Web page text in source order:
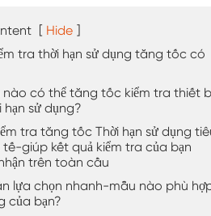
biệt
[ Hide ]
tra thời hạn sử dụng tăng tốc có
nào có thể tăng tốc kiểm tra thiết
hạn sử dụng?
tra tăng tốc Thời hạn sử dụng
giúp kết quả kiểm tra của bạn
trên toàn cầu
lựa chọn nhanh-mẫu nào phù
của bạn?